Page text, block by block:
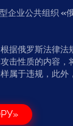
企业公共组织 «
据俄罗斯法律法
击性质的内容，
属于违规，此外